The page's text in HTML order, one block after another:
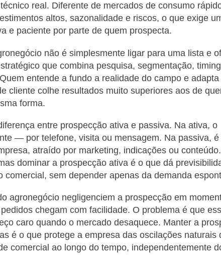
real. Diferente de mercados de consumo
altos, sazonalidade e riscos, o que exige
e paciente por parte de quem prospecta.
não é simplesmente ligar para uma lista e
que combina pesquisa, segmentação,
entende a fundo a realidade do campo e adapta
cliente colhe resultados muito superiores aos de
forma.
entre prospecção ativa e passiva. Na ativa, o
— por telefone, visita ou mensagem. Na passiva, é
atraído por marketing, indicações ou
dominar a prospecção ativa é o que dá
comercial, sem depender apenas da demanda
agronegócio negligenciem a prospecção em
chegam com facilidade. O problema é que
caro quando o mercado desaquece. Manter a
é o que protege a empresa das oscilações naturais
comercial ao longo do tempo, independentemente